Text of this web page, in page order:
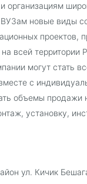
новые виды
всей территории
могут стать
с
объемы
установку,
ул. Кичик